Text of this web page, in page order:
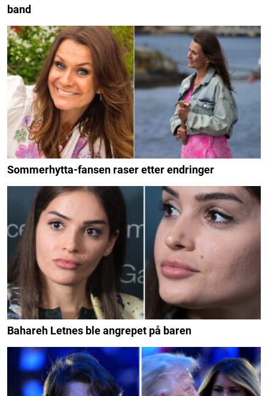
band
Sommerhytta-fansen raser etter endringer
Bahareh Letnes ble angrepet på baren